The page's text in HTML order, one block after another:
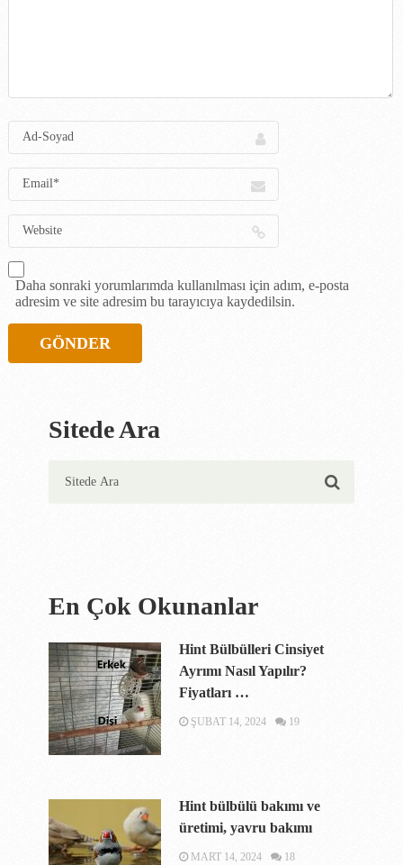
Daha sonraki yorumlarımda kullanılması için adım, e-posta
adresim ve site adresim bu tarayıcıya kaydedilsin.
Sitede Ara
En Çok Okunanlar
Hint Bülbülleri Cinsiyet
Ayrımı Nasıl Yapılır?
Fiyatları …
ŞUBAT 14, 2024 19
Hint bülbülü bakımı ve
üretimi, yavru bakımı
MART 14, 2024 18